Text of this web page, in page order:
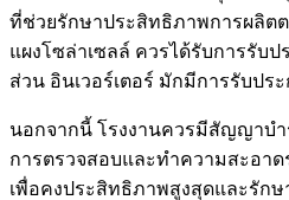
ที่ช่วยรักษาประสิทธิภาพการผลิต
แผงโซล่าเซลล์ ควรได้รับการรับ
ส่วน อินเวอร์เตอร์ มักมีการรับปร
นอกจากนี้ โรงงานควรมีสัญญาบ
การตรวจสอบและทำความสะอาด
เพื่อคงประสิทธิภาพสูงสุดและรักษ